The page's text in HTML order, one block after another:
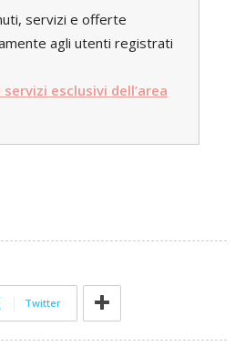
servizi e offerte
agli utenti registrati
esclusivi dell’area
Twitter